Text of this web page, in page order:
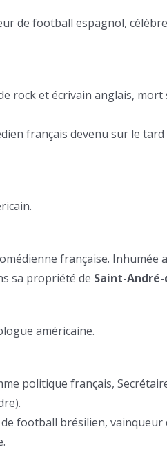
de football espagnol,
rock et écrivain anglais,
français devenu sur le
française. Inhumée
sa propriété de Saint-
américaine.
politique français,
football brésilien, vainqueur